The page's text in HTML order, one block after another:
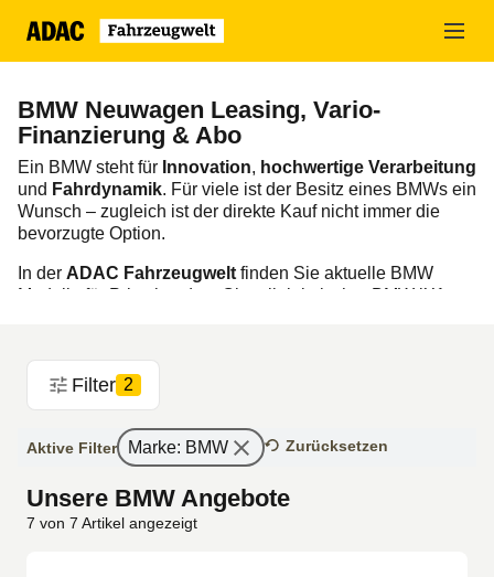
BMW Neuwagen Leasing, Vario-
Finanzierung & Abo
Ein BMW steht für Innovation, hochwertige Verarbeitung
und Fahrdynamik. Für viele ist der Besitz eines BMWs ein
Wunsch – zugleich ist der direkte Kauf nicht immer die
bevorzugte Option.
In der ADAC Fahrzeugwelt finden Sie aktuelle BMW
Modelle für Privatkunden. Ob vollelektrischer BMW iX1
und monatliche Rate passend zu Ihren Bedürfnissen
Filter 2
Aktive Filter Marke: BMW Zurücksetzen
Unsere BMW Angebote
7 von 7 Artikel angezeigt